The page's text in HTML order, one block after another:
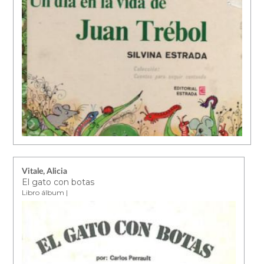
Vitale, Alicia
El gato con botas
Libro álbum |